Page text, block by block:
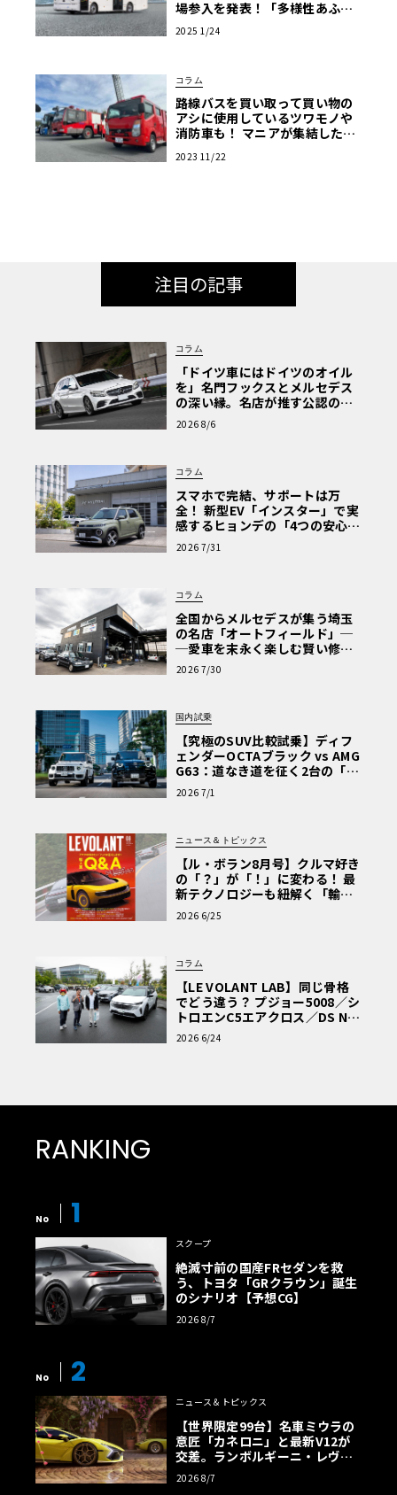
場参入を発表！「多様性あふれ
2025 1/24
コラム
路線バスを買い取って買い物の
アシに使用しているツワモノや
消防車も！ マニアが集結した商
2023 11/22
注目の記事
コラム
「ドイツ車にはドイツのオイル
を」名門フックスとメルセデス
の深い縁。名店が推す公認の安
心と、Cクラスで味わうシルキー
な走り〈PR〉
2026 8/6
コラム
スマホで完結、サポートは万
全！ 新型EV「インスター」で実
感するヒョンデの「4つの安心」
【第1回・ヒョンデ6つの疑問：
Why? Hyundai?】〈PR〉
2026 7/31
コラム
全国からメルセデスが集う埼玉
の名店「オートフィールド」─
─愛車を末永く楽しむ賢い修理
術と、プロがフックス製オイル
を選ぶ理由〈PR〉
2026 7/30
国内試乗
【究極のSUV比較試乗】ディフ
ェンダーOCTAブラック vs AMG
G63：道なき道を征く2台の「対
極的アプローチ」
2026 7/1
ニュース＆トピックス
【ル・ボラン8月号】クルマ好き
の「？」が「！」に変わる！ 最
新テクノロジーも紐解く「輸入
車Q&A」
2026 6/25
コラム
【LE VOLANT LAB】同じ骨格
でどう違う？ プジョー5008／シ
トロエンC5エアクロス／DS Nº4
読者一気乗りレポート
2026 6/24
RANKING
No 1
スクープ
絶滅寸前の国産FRセダンを救
う、トヨタ「GRクラウン」誕生
のシナリオ【予想CG】
2026 8/7
No 2
ニュース＆トピックス
【世界限定99台】名車ミウラの
意匠「カネロニ」と最新V12が
交差。ランボルギーニ・レヴエ
ルトに60周年記念車が登場
2026 8/7